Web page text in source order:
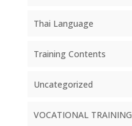
Thai Language
Training Contents
Uncategorized
VOCATIONAL TRAINING